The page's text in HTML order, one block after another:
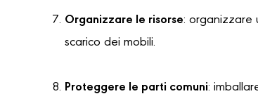
Organizzare le risorse: organizzare
scarico dei mobili.
Proteggere le parti comuni: